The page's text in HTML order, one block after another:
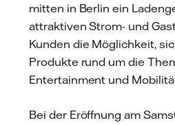
mitten in Berlin ein
attraktiven Strom- und
Kunden die Möglichkeit,
Produkte rund um die
Entertainment und
Bei der Eröffnung am